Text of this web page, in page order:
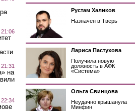
на
Рустам Халиков
Назначен в Тверь
Лариса Пастухова
Получила новую
должность в АФК
«Система»
Ольга Свинцова
Неудачно крышанула
Минфин